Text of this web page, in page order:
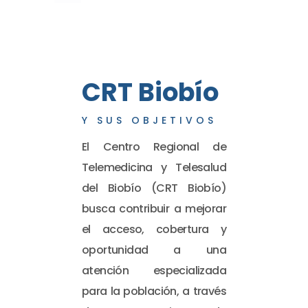
CRT Biobío
Y SUS OBJETIVOS
El Centro Regional de
Telemedicina y Telesalud
del Biobío (CRT Biobío)
busca contribuir a mejorar
el acceso, cobertura y
oportunidad a una
atención especializada
para la población, a través